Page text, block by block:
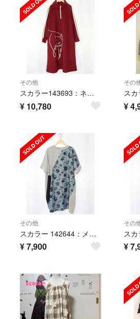
その他
スカラー143693：ネコラバープリント ラインジャージワンピース
¥ 10,780
その
¥
その他
スカラー 142644：メルヘンドットシフォン切替ワンピース
¥7,900
その
¥